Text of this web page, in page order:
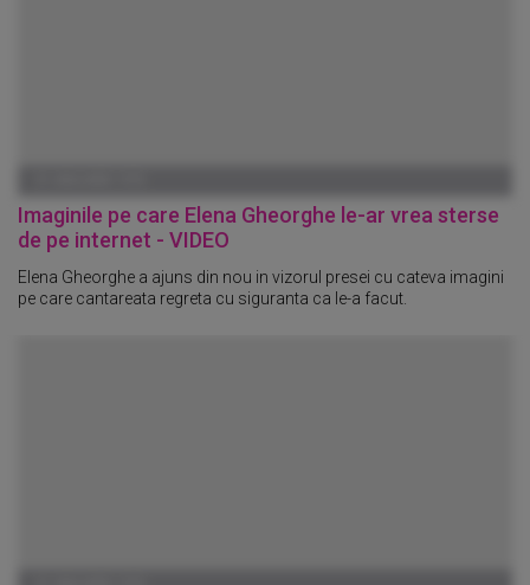
Imaginile pe care Elena Gheorghe le-ar vrea sterse
de pe internet - VIDEO
Elena Gheorghe a ajuns din nou in vizorul presei cu cateva imagini
pe care cantareata regreta cu siguranta ca le-a facut.